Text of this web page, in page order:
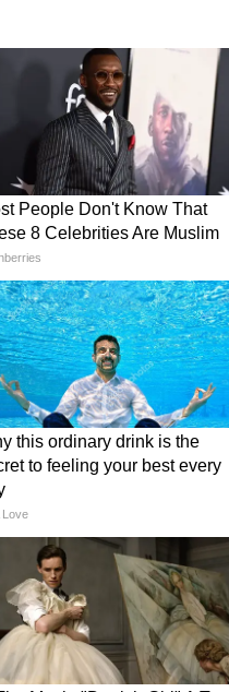
(Fidelity) कहते हैं।
है। वे अपनी जीभ से हवा
हैं, तो वहां अपनी गंध या
करती है और वे इसी के